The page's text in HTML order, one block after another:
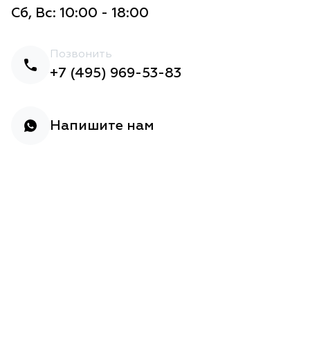
Сб, Вс: 10:00 - 18:00
Позвонить
+7 (495) 969-53-83
Напишите нам